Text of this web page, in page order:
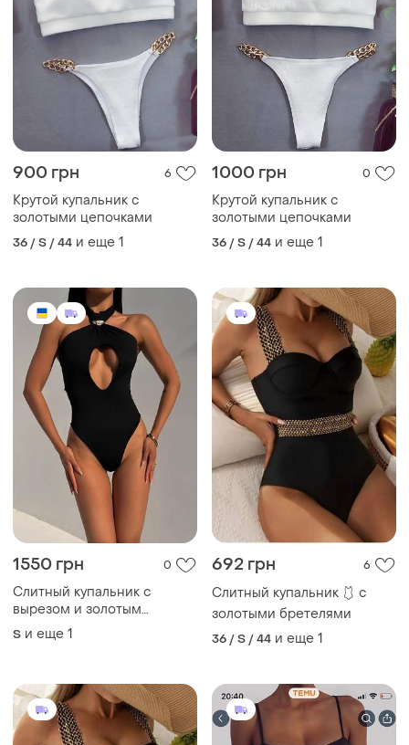
900 грн 6
Крутой купальник с
золотыми цепочками
36 / S / 44 и еще 1
1000 грн 0
Крутой купальник с
золотыми цепочками
36 / S / 44 и еще 1
1550 грн 0
Слитный купальник с
вырезом и золотым
украшением
S и еще 1
692 грн 6
Слитный купальник 🩱 с
золотыми бретелями
36 / S / 44 и еще 1